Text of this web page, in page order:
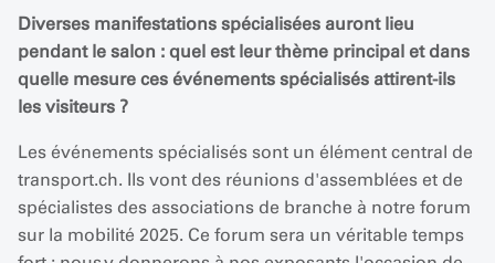
Diverses manifestations spécialisées auront lieu
pendant le salon : quel est leur thème principal et dans
quelle mesure ces événements spécialisés attirent-ils
les visiteurs ?
Les événements spécialisés sont un élément central de
transport.ch. Ils vont des réunions d'assemblées et de
spécialistes des associations de branche à notre forum
sur la mobilité 2025. Ce forum sera un véritable temps